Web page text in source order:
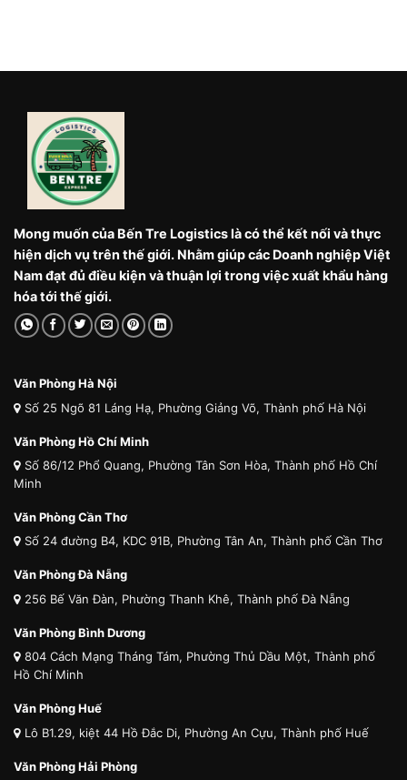
Mong muốn của Bến Tre Logistics là có thể kết nối và thực
hiện dịch vụ trên thế giới. Nhằm giúp các Doanh nghiệp Việt
Nam đạt đủ điều kiện và thuận lợi trong việc xuất khẩu hàng
hóa tới thế giới.
Văn Phòng Hà Nội
Số 25 Ngõ 81 Láng Hạ, Phường Giảng Võ, Thành phố Hà Nội
Văn Phòng Hồ Chí Minh
Số 86/12 Phổ Quang, Phường Tân Sơn Hòa, Thành phố Hồ Chí
Minh
Văn Phòng Cần Thơ
Số 24 đường B4, KDC 91B, Phường Tân An, Thành phố Cần Thơ
Văn Phòng Đà Nẵng
256 Bế Văn Đàn, Phường Thanh Khê, Thành phố Đà Nẵng
Văn Phòng Bình Dương
804 Cách Mạng Tháng Tám, Phường Thủ Dầu Một, Thành phố
Hồ Chí Minh
Văn Phòng Huế
Lô B1.29, kiệt 44 Hồ Đắc Di, Phường An Cựu, Thành phố Huế
Văn Phòng Hải Phòng